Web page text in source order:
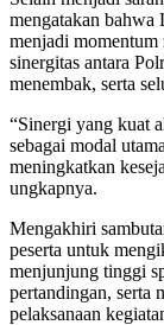
mengatakan
menjadi momentum
sinergitas antara
menembak, serta
“Sinergi yang kuat
sebagai modal
meningkatkan
ungkapnya.
Mengakhiri
peserta untuk
menjunjung tinggi
pertandingan, serta
pelaksanaan